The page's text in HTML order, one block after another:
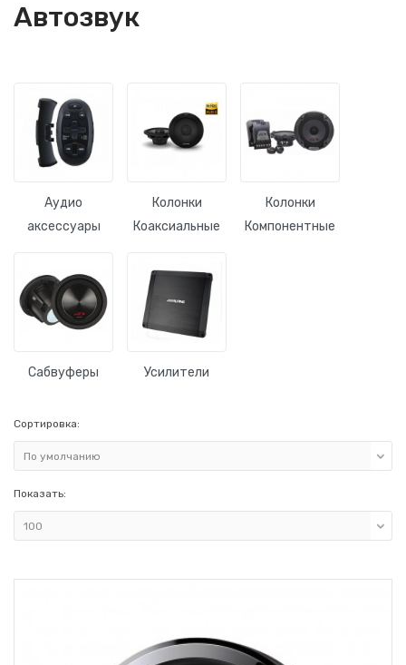
Автозвук
Аудио
аксессуары
Колонки
Коаксиальные
Колонки
Компонентные
Сабвуферы Усилители
Сортировка:
Показать: